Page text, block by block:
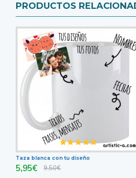
PRODUCTOS
Taza blanca con tu diseño
5,95€ 9,50€